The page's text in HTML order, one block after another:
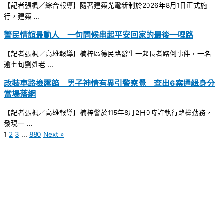
【記者張楓／綜合報導】隨著建築光電新制於2026年8月1日正式施
行，建築 ...
警民情誼最動人 一句問候串起平安回家的最後一哩路
【記者張楓／高雄報導】楠梓區德民路發生一起長者路倒事件，一名
逾七旬劉姓老 ...
改裝車路檢露餡 男子神情有異引警察覺 查出6案通緝身分
當場落網
【記者張楓／高雄報導】楠梓警於115年8月2日0時許執行路檢勤務，
發現一 ...
1 2 3 ... 880 Next »